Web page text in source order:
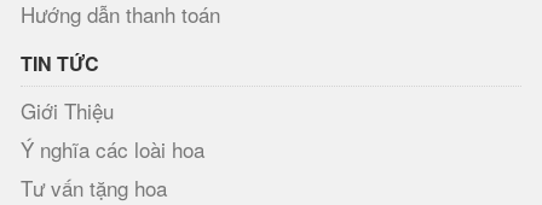
Hướng dẫn thanh toán
TIN TỨC
Giới Thiệu
Ý nghĩa các loài hoa
Tư vấn tặng hoa